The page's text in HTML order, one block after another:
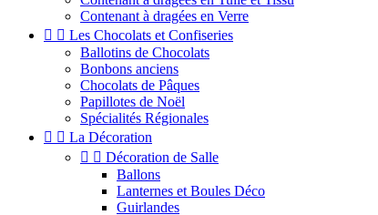
Contenant à dragées en Verre
  Les Chocolats et Confiseries
Ballotins de Chocolats
Bonbons anciens
Chocolats de Pâques
Papillotes de Noël
Spécialités Régionales
  La Décoration
  Décoration de Salle
Ballons
Lanternes et Boules Déco
Guirlandes